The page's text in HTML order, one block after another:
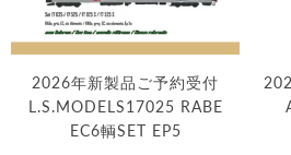
2026年新製品ご予約受付
L.S.MODELS17025 RABE
EC6輌SET EP5